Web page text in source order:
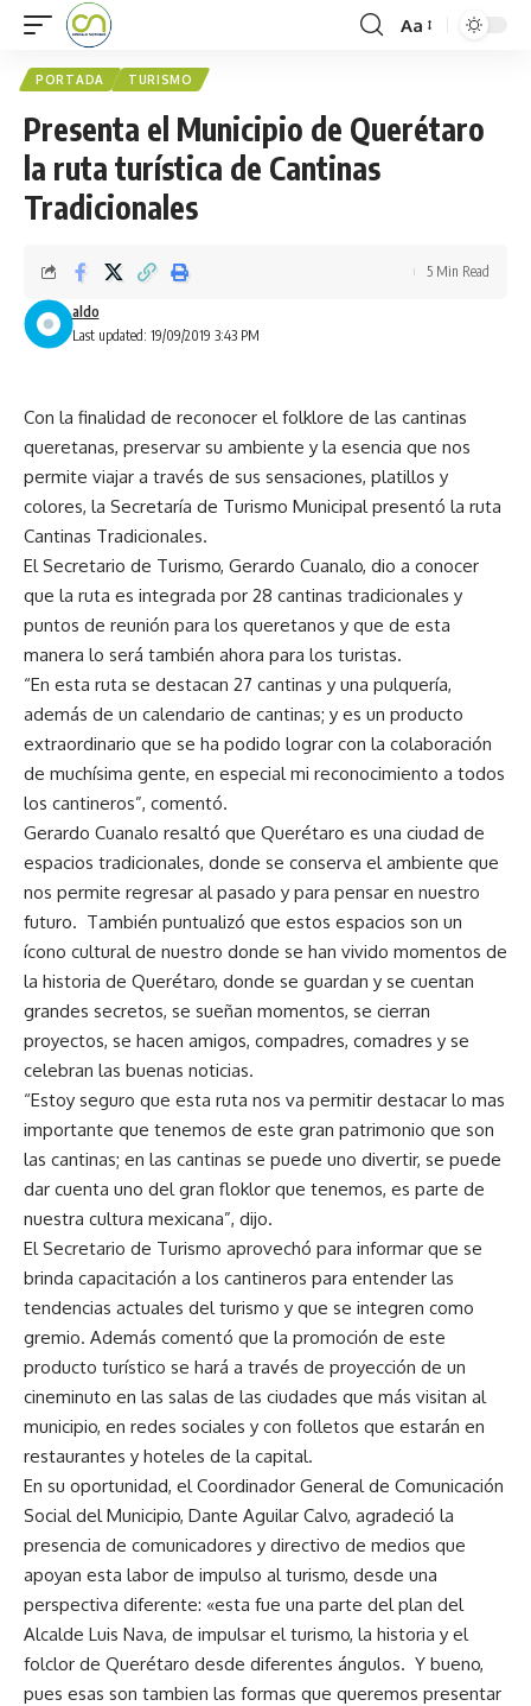
Aa
PORTADA TURISMO
Presenta el Municipio de Querétaro
la ruta turística de Cantinas
Tradicionales
Last updated: 19/09/2019 3:43 PM
aldo
5 Min Read
Con la finalidad de reconocer el folklore de las cantinas
queretanas, preservar su ambiente y la esencia que nos
permite viajar a través de sus sensaciones, platillos y
colores, la Secretaría de Turismo Municipal presentó la ruta
Cantinas Tradicionales.
El Secretario de Turismo, Gerardo Cuanalo, dio a conocer
que la ruta es integrada por 28 cantinas tradicionales y
puntos de reunión para los queretanos y que de esta
manera lo será también ahora para los turistas.
“En esta ruta se destacan 27 cantinas y una pulquería,
además de un calendario de cantinas; y es un producto
extraordinario que se ha podido lograr con la colaboración
de muchísima gente, en especial mi reconocimiento a todos
los cantineros”, comentó.
Gerardo Cuanalo resaltó que Querétaro es una ciudad de
espacios tradicionales, donde se conserva el ambiente que
nos permite regresar al pasado y para pensar en nuestro
futuro. También puntualizó que estos espacios son un
ícono cultural de nuestro donde se han vivido momentos de
la historia de Querétaro, donde se guardan y se cuentan
grandes secretos, se sueñan momentos, se cierran
proyectos, se hacen amigos, compadres, comadres y se
celebran las buenas noticias.
“Estoy seguro que esta ruta nos va permitir destacar lo mas
importante que tenemos de este gran patrimonio que son
las cantinas; en las cantinas se puede uno divertir, se puede
dar cuenta uno del gran floklor que tenemos, es parte de
nuestra cultura mexicana”, dijo.
El Secretario de Turismo aprovechó para informar que se
brinda capacitación a los cantineros para entender las
tendencias actuales del turismo y que se integren como
gremio. Además comentó que la promoción de este
producto turístico se hará a través de proyección de un
cineminuto en las salas de las ciudades que más visitan al
municipio, en redes sociales y con folletos que estarán en
restaurantes y hoteles de la capital.
En su oportunidad, el Coordinador General de Comunicación
Social del Municipio, Dante Aguilar Calvo, agradeció la
presencia de comunicadores y directivo de medios que
apoyan esta labor de impulso al turismo, desde una
perspectiva diferente: «esta fue una parte del plan del
Alcalde Luis Nava, de impulsar el turismo, la historia y el
folclor de Querétaro desde diferentes ángulos. Y bueno,
pues esas son tambien las formas que queremos presentar